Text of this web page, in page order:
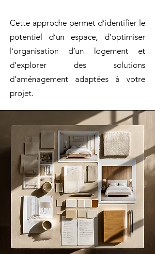
Cette approche permet d’identifier le
potentiel d’un espace, d’optimiser
l’organisation d’un logement et
d’explorer des solutions
d’aménagement adaptées à votre
projet.